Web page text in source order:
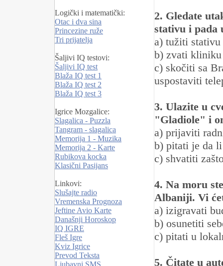
Logički i matematički:
Otac i dva sina
Princezine ruže
Tri prijatelja
Šaljivi IQ testovi:
Šaljivi IQ test
Blaža IQ test 1
Blaža IQ test 2
Blaža IQ test 3
Igrice Mozgalice:
Slagalica - Puzzla
Tangram - slagalica
Memorija 1 - Muzika
Memorija 2 - Karte
Rubikova kocka
Klasični Pasijans
Linkovi:
Slušajte radio
Vremenska Prognoza
Jeftine Avio Karte
Današnji Horoskop
IQ IGRE
Fleš Igre
Kviz Igrice
Prevod Teksta
Ljubavni SMS
2. Gledate
stativu i pada
a) tužiti stativu
b) zvati
c) skočiti sa
uspostaviti
3. Ulazite u
"Gladiole" i
a) prijaviti
b) pitati je da
c) shvatiti
4. Na moru
Albaniji. Vi
a) izigravati
b) osunetiti
c) pitati u
5. Čitate u